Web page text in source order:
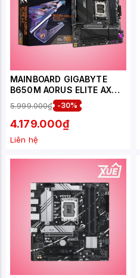
MAINBOARD GIGABYTE
B650M AORUS ELITE AX
5.999.000₫ -30%
4.179.000₫
Liên hệ